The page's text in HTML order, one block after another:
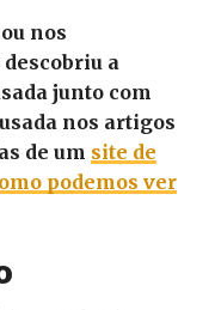
nos
a
junto com
nos artigos
de um site de
podemos ver